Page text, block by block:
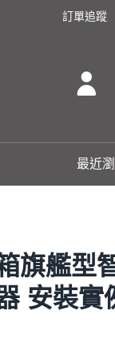
訂單追蹤
最近
旗艦型
安裝實